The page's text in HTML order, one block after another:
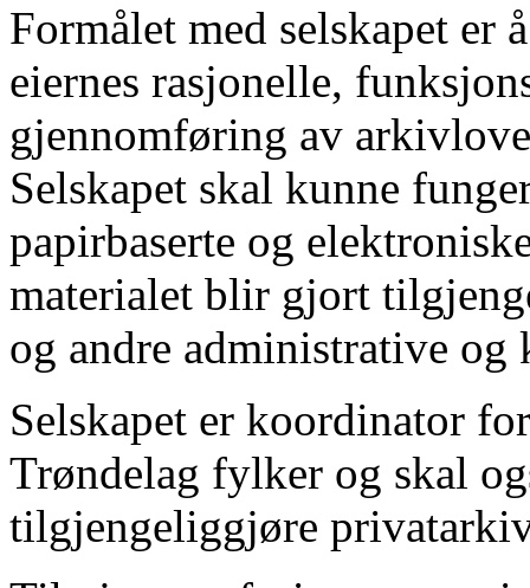
Formålet med selskapet er
eiernes rasjonelle,
gjennomføring av
Selskapet skal kunne
papirbaserte og
materialet blir gjort
og andre administrative
Selskapet er koordinator
Trøndelag fylker og skal
tilgjengeliggjøre